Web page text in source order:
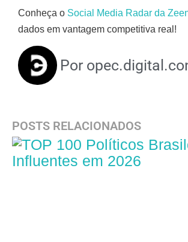
Conheça o Social Media Radar da
dados em vantagem competitiva real!
Por
POSTS RELACIONADOS